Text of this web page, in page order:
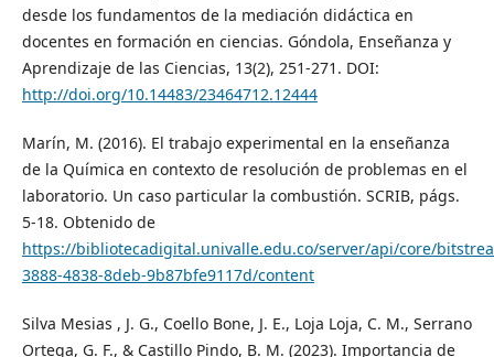
desde los fundamentos de la mediación didáctica en
docentes en formación en ciencias. Góndola, Enseñanza y
Aprendizaje de las Ciencias, 13(2), 251-271. DOI:
http://doi.org/10.14483/23464712.12444
Marín, M. (2016). El trabajo experimental en la enseñanza
de la Química en contexto de resolución de problemas en el
laboratorio. Un caso particular la combustión. SCRIB, págs.
5-18. Obtenido de
https://bibliotecadigital.univalle.edu.co/server/api/core/
3888-4838-8deb-9b87bfe9117d/content
Silva Mesias , J. G., Coello Bone, J. E., Loja Loja, C. M., Serrano
Ortega, G. F., & Castillo Pindo, B. M. (2023). Importancia de